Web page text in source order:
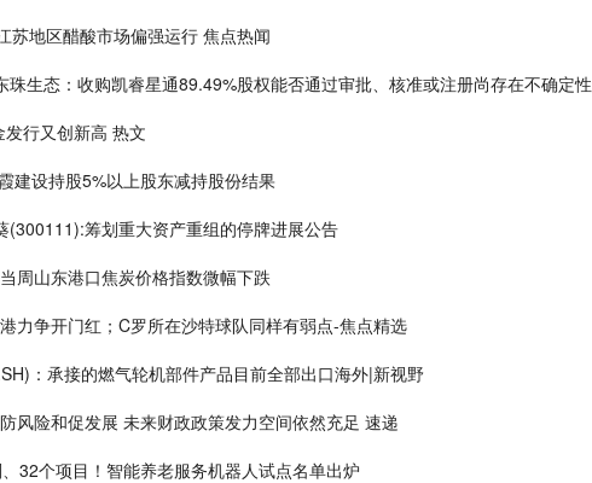
苏地区醋酸市场偏强运行 焦点热闻
珠生态：收购凯睿星通89.49%股权能否通过审批、核准或注册尚存在不确定性
行又创新高 热文
建设持股5%以上股东减持股份结果
(300111):筹划重大资产重组的停牌进展公告
周山东港口焦炭价格指数微幅下跌
力争开门红；C罗所在沙特球队同样有弱点-焦点精选
：承接的燃气轮机部件产品目前全部出口海外|新视野
风险和促发展 未来财政政策发力空间依然充足 速递
32个项目！智能养老服务机器人试点名单出炉